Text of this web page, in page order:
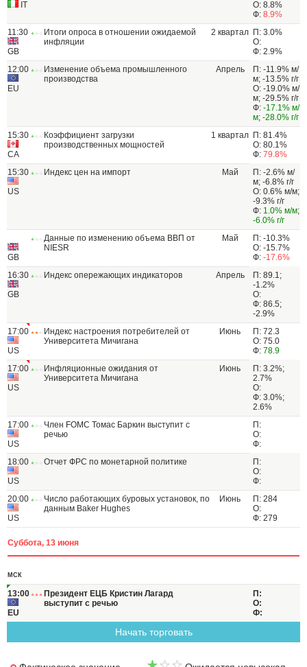
IT
О: 8.8%
Ф: 8.9%
11:30
GB
Итоги опроса в отношении ожидаемой
инфляции
2 квартал П: 3.0%
О:
Ф: 2.9%
12:00
EU
Изменение объема промышленного
производства
Апрель
П: -11.9% м/
м; -13.5% г/г
О: -19.0% м/
м; -29.5% г/г
Ф: -17.1% м/
м; -28.0% г/г
15:30
CA
Коэффициент загрузки
производственных мощностей
1 квартал П: 81.4%
О: 80.1%
Ф: 79.8%
15:30
US
Индекс цен на импорт Май
П: -2.6% м/
м; -6.8% г/г
О: 0.6% м/м;
-9.3% г/г
Ф: 1.0% м/м;
-6.0% г/г
GB
Данные по изменению объема ВВП от
NIESR
Май
П: -10.3%
О: -15.7%
Ф: -17.6%
16:30
GB
Индекс опережающих индикаторов Апрель
П: 89.1;
-1.2%
О:
Ф: 86.5;
-2.9%
17:00
US
Индекс настроения потребителей от
Университета Мичигана
Июнь
П: 72.3
О: 75.0
Ф: 78.9
17:00
US
Инфляционные ожидания от
Университета Мичигана
Июнь
П: 3.2%;
2.7%
О:
Ф: 3.0%;
2.6%
17:00
US
Член FOMC Томас Баркин выступит с
речью
П:
О:
Ф:
18:00
US
Отчет ФРС по монетарной политике
П:
О:
Ф:
20:00
US
Число работающих буровых установок, по
данным Baker Hughes
Июнь
П: 284
О:
Ф: 279
Суббота, 13 июня
МСК
13:00
EU
Президент ЕЦБ Кристин Лагард
выступит с речью
П:
О:
Ф:
Начать торговать